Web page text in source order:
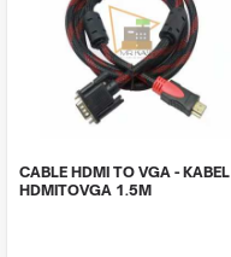
CABLE HDMI TO VGA - KABEL
HDMITOVGA 1.5M